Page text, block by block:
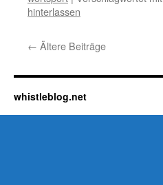
hinterlassen
← Ältere Beiträge
whistleblog.net